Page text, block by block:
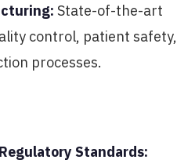
State-of-the-art
control, patient safety,
processes.
Standards: